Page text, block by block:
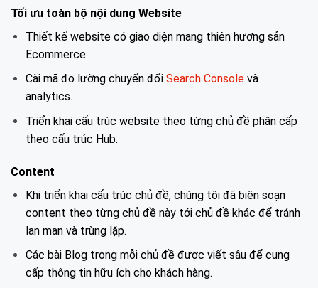
Tối ưu toàn bộ nội dung Website
Thiết kế website có giao diện mang thiên hương sản
Ecommerce.
Cài mã đo lường chuyển đổi Search Consolevà
analytics.
Triển khai cấu trúc website theo từng chủ đề phân cấp
theo cấu trúc Hub.
Content
Khi triển khai cấu trúc chủ đề, chúng tôi đã biên soạn
content theo từng chủ đề này tới chủ đề khác để tránh
lan man và trùng lặp.
Các bài Blog trong mỗi chủ đề được viết sâu để cung
cấp thông tin hữu ích cho khách hàng.